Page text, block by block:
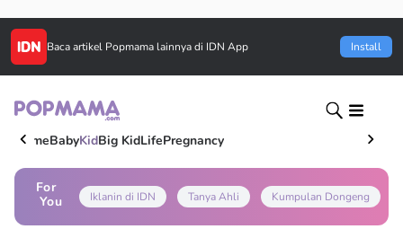
Baca artikel Popmama lainnya di IDN App Install
HomeBabyKidBig KidLifePregnancy
For
You
Iklanin di IDN Tanya Ahli Kumpulan Dongeng